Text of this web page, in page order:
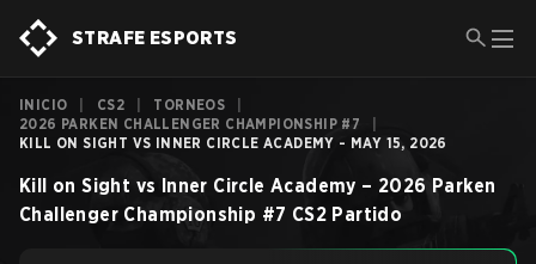
STRAFE ESPORTS
INICIO CS2 TORNEOS
2026 PARKEN CHALLENGER CHAMPIONSHIP #7
KILL ON SIGHT VS INNER CIRCLE ACADEMY - MAY 15, 2026
Kill on Sight vs Inner Circle Academy – 2026 Parken
Challenger Championship #7 CS2 Partido